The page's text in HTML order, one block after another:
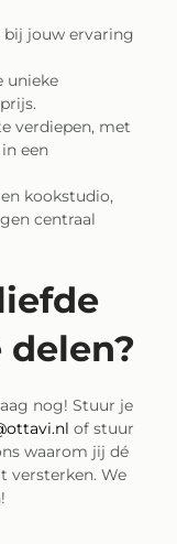
jouw ervaring
unieke
verdiepen, met
een
kookstudio,
centraal
nog! Stuur je
of stuur
waarom jij dé
versterken. We